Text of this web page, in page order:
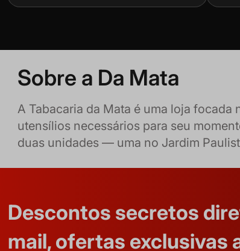
Sobre a Da Mata
A Tabacaria da Mata é uma loja
utensílios necessários para seu
duas unidades — uma no Jardim
Descontos secretos
mail, ofertas exclusivas